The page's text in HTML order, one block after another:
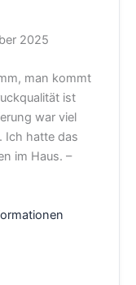
2025
man kommt
ist
war viel
Ich hatte das
im Haus. –